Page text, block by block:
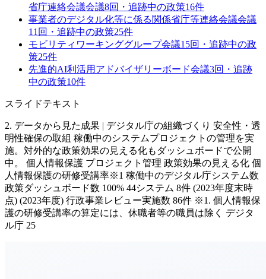
省庁連絡会議会議8回・追跡中の政策16件
事業者のデジタル化等に係る関係省庁等連絡会議会議
11 回・追跡中の政策25件
モビリティワーキンググループ会議15回・追跡中の政
策25件
先進的AI利活用アドバイザリーボード会議3回・追跡
中の政策10件
スライドテキスト
2. データから見た成果 | デジタル庁の組織づくり 安全性・透
明性確保の取組 稼働中のシステムプロジェクトの管理を実
施。対外的な政策効果の見える化もダッシュボードで公開
中。 個人情報保護 プロジェクト管理 政策効果の見える化 個
人情報保護の研修受講率※1 稼働中のデジタル庁システム数
政策ダッシュボード数 100% 44システム 8件 (2023年度末時
点) (2023年度) 行政事業レビュー実施数 86件 ※1. 個人情報保
護の研修受講率の算定には、休職者等の職員は除く デジタ
ル庁 25